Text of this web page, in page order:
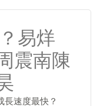
易烊
震南陳
長速度最快？